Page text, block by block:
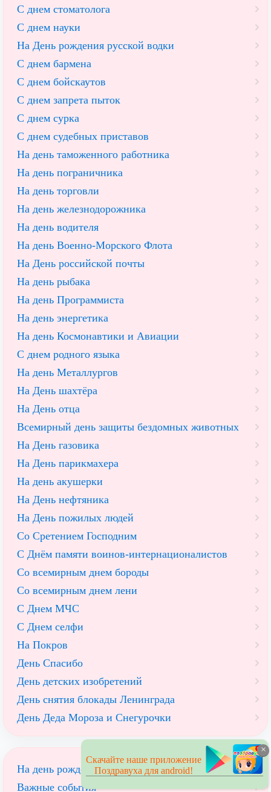
С днем стоматолога
С днем науки
На День рождения русской водки
С днем бармена
С днем бойскаутов
С днем запрета пыток
С днем сурка
С днем судебных приставов
На день таможенного работника
На день пограничника
На день торговли
На день железнодорожника
На день водителя
На день Военно-Морского Флота
На День российской почты
На день рыбака
На день Программиста
На день энергетика
На день Космонавтики и Авиации
С днем родного языка
На день Металлургов
На День шахтёра
На День отца
Всемирный день защиты бездомных животных
На День газовика
На День парикмахера
На день акушерки
На День нефтяника
На День пожилых людей
Со Сретением Господним
С Днём памяти воинов-интернационалистов
Со всемирным днем бороды
Со всемирным днем лени
С Днем МЧС
С Днем селфи
На Покров
День Спасибо
День детских изобретений
День снятия блокады Ленинграда
День Деда Мороза и Снегурочки
На день рождения
Важные события
×
Скачайте наше приложение
Поздравуха для android!